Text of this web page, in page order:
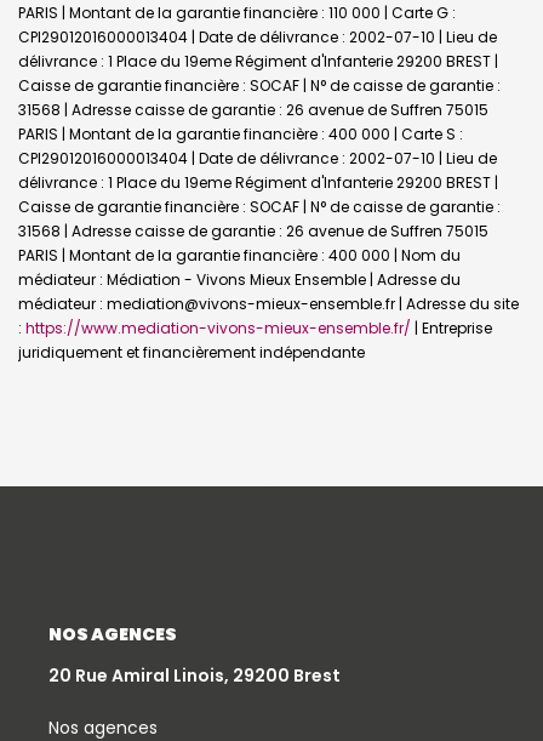
PARIS | Montant de la garantie financière : 110 000 | Carte G :
CPI29012016000013404 | Date de délivrance : 2002-07-10 | Lieu de
délivrance : 1 Place du 19eme Régiment d'Infanterie 29200 BREST |
Caisse de garantie financière : SOCAF | N° de caisse de garantie :
31568 | Adresse caisse de garantie : 26 avenue de Suffren 75015
PARIS | Montant de la garantie financière : 400 000 | Carte S :
CPI29012016000013404 | Date de délivrance : 2002-07-10 | Lieu de
délivrance : 1 Place du 19eme Régiment d'Infanterie 29200 BREST |
Caisse de garantie financière : SOCAF | N° de caisse de garantie :
31568 | Adresse caisse de garantie : 26 avenue de Suffren 75015
PARIS | Montant de la garantie financière : 400 000 | Nom du
médiateur : Médiation - Vivons Mieux Ensemble | Adresse du
médiateur : mediation@vivons-mieux-ensemble.fr | Adresse du site
: https://www.mediation-vivons-mieux-ensemble.fr/ | Entreprise
juridiquement et financièrement indépendante
NOS AGENCES
20 Rue Amiral Linois, 29200 Brest
Nos agences